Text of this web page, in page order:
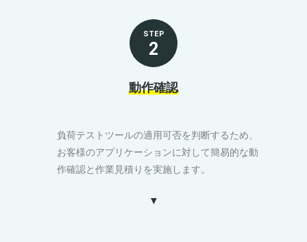
STEP
2
動作確認
負荷テストツールの適用可否を判断するため、
お客様のアプリケーションに対して簡易的な動
作確認と作業見積りを実施します。